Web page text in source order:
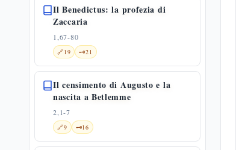
Il Benedictus: la profezia di
Zaccaria
1,67-80
🔗19 🗝️21
Il censimento di Augusto e la
nascita a Betlemme
2,1-7
🔗9 🗝️16